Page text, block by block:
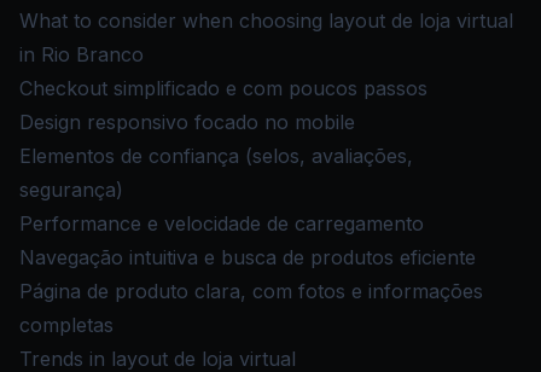
What to consider when choosing layout de loja virtual
in Rio Branco
Checkout simplificado e com poucos passos
Design responsivo focado no mobile
Elementos de confiança (selos, avaliações,
segurança)
Performance e velocidade de carregamento
Navegação intuitiva e busca de produtos eficiente
Página de produto clara, com fotos e informações
completas
Trends in layout de loja virtual